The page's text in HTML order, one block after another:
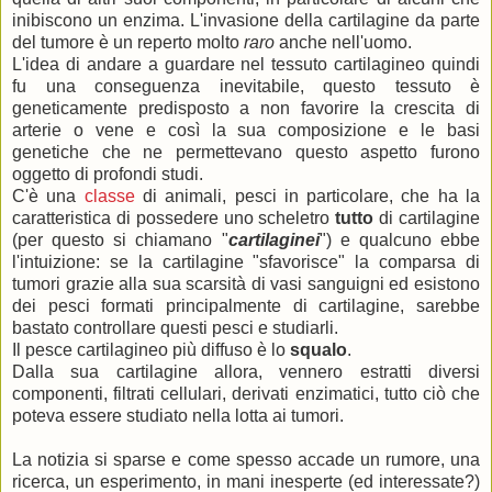
inibiscono un enzima. L'invasione della cartilagine da parte
del tumore è un reperto molto raro anche nell'uomo.
L'idea di andare a guardare nel tessuto cartilagineo quindi
fu una conseguenza inevitabile, questo tessuto è
geneticamente predisposto a non favorire la crescita di
arterie o vene e così la sua composizione e le basi
genetiche che ne permettevano questo aspetto furono
oggetto di profondi studi.
C'è una classedi animali, pesci in particolare, che ha la
caratteristica di possedere uno scheletrotuttodi cartilagine
(per questo si chiamano "cartilaginei") e qualcuno ebbe
l'intuizione: se la cartilagine "sfavorisce" la comparsa di
tumori grazie alla sua scarsità di vasi sanguigni ed esistono
dei pesci formati principalmente di cartilagine, sarebbe
bastato controllare questi pesci e studiarli.
Il pesce cartilagineo più diffuso è lo squalo.
Dalla sua cartilagine allora, vennero estratti diversi
componenti, filtrati cellulari, derivati enzimatici, tutto ciò che
poteva essere studiato nella lotta ai tumori.
La notizia si sparse e come spesso accade un rumore, una
ricerca, un esperimento, in mani inesperte (ed interessate?)